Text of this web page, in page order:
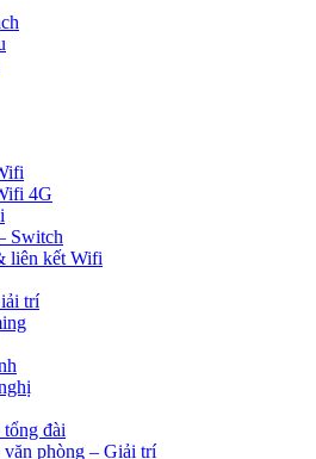
4G
Switch
liên kết Wifi
trí
tổng đài
văn phòng – Giải trí